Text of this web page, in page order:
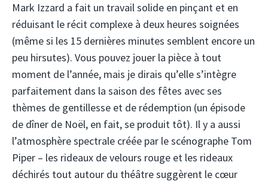
Mark Izzard a fait un travail solide en pinçant et en
réduisant le récit complexe à deux heures soignées
(même si les 15 dernières minutes semblent encore un
peu hirsutes). Vous pouvez jouer la pièce à tout
moment de l’année, mais je dirais qu’elle s’intègre
parfaitement dans la saison des fêtes avec ses
thèmes de gentillesse et de rédemption (un épisode
de dîner de Noël, en fait, se produit tôt). Il y a aussi
l’atmosphère spectrale créée par le scénographe Tom
Piper – les rideaux de velours rouge et les rideaux
déchirés tout autour du théâtre suggèrent le cœur